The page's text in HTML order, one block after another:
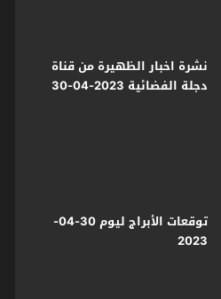
نشرة اخبار الظهيرة من قناة
دجلة الفضائية 2023-04-30
توقعات الأبراج ليوم 30-04-
2023